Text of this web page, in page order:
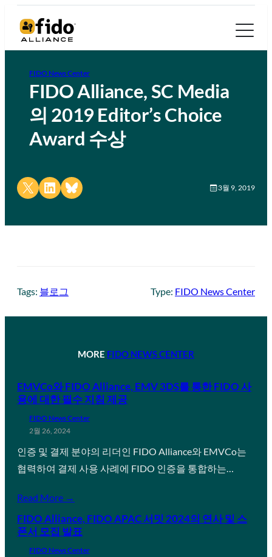
FIDO News Center
FIDO Alliance, SC Media
의 2019 Editor’s Choice
Award 수상
Share on X Share on LinkedIn
Share on Bluesky 3월 9, 2019
Tags: 블로그 Type: FIDO News Center
MORE FIDO NEWS CENTER
EMVCo와 FIDO Alliance, EMV 3DS를 통한 FIDO 사
용에 대한 필수 지침 제공
FIDO News Center
2월 26, 2024
인증 및 결제 분야의 리더인 FIDO Alliance와 EMVCo는
협력하여 결제 사용 사례에 FIDO 인증을 통합하는…
Read More →
FIDO Alliance, FIDO APAC 서밋 2024의 연사 및 스
폰서 모집 발표
FIDO News Center